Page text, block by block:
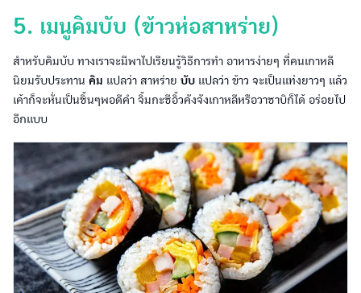
5. เมนูคิมบับ (ข้าวห่อสาหร่าย)
สำหรับคิมบับ ทางเราจะมีพาไปเรียนรู้วิธีการทำ อาหารง่ายๆ ที่คนเกาหลี
นิยมรับประทาน คิม แปลว่า สาหร่าย บับ แปลว่า ข้าว จะเป็นแท่งยาวๆ แล้ว
เค้าก็จะหั่นเป็นชิ้นๆพอดีคำ จิ้มกะซีอิ้วคังจังเกาหลีหรือวาซาบิก็ได้ อร่อยไป
อีกแบบ